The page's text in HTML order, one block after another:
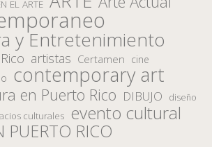
EL ARTE
y Entretenimiento
artistas Certamen cine
contemporary art
en Puerto Rico DIBUJO diseño
culturales evento cultural
PUERTO RICO